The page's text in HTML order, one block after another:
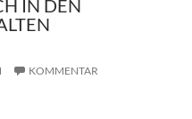
IN DEN
KOMMENTAR